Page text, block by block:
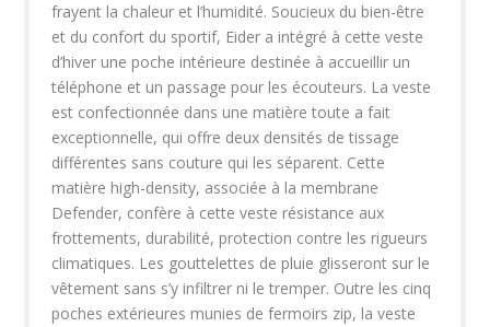
frayent la chaleur et l’humidité. Soucieux du bien-être
et du confort du sportif, Eider a intégré à cette veste
d’hiver une poche intérieure destinée à accueillir un
téléphone et un passage pour les écouteurs. La veste
est confectionnée dans une matière toute a fait
exceptionnelle, qui offre deux densités de tissage
différentes sans couture qui les séparent. Cette
matière high-density, associée à la membrane
Defender, confère à cette veste résistance aux
frottements, durabilité, protection contre les rigueurs
climatiques. Les gouttelettes de pluie glisseront sur le
vêtement sans s’y infiltrer ni le tremper. Outre les cinq
poches extérieures munies de fermoirs zip, la veste